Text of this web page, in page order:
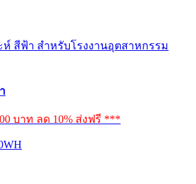
ห์ สีฟ้า สำหรับโรงงานอุตสาหกรรม
บาท ลด 10% ส่งฟรี ***